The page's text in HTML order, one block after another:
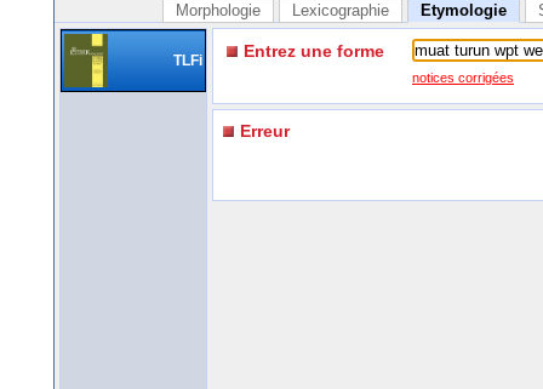
Morphologie Lexicographie Etymologie
TLFi Entrez une forme
notices corrigées
Erreur